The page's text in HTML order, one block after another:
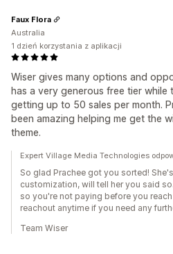
Wiser gives many options and
has a very generous free tier
getting up to 50 sales per month.
been amazing helping me get the
theme.
Faux Flora
Australia
1 dzień korzystania z aplikacji
Expert Village Media Technologies
So glad Prachee got you sorted!
customization, will tell her you said
so you're not paying before you
reachout anytime if you need any
Team Wiser